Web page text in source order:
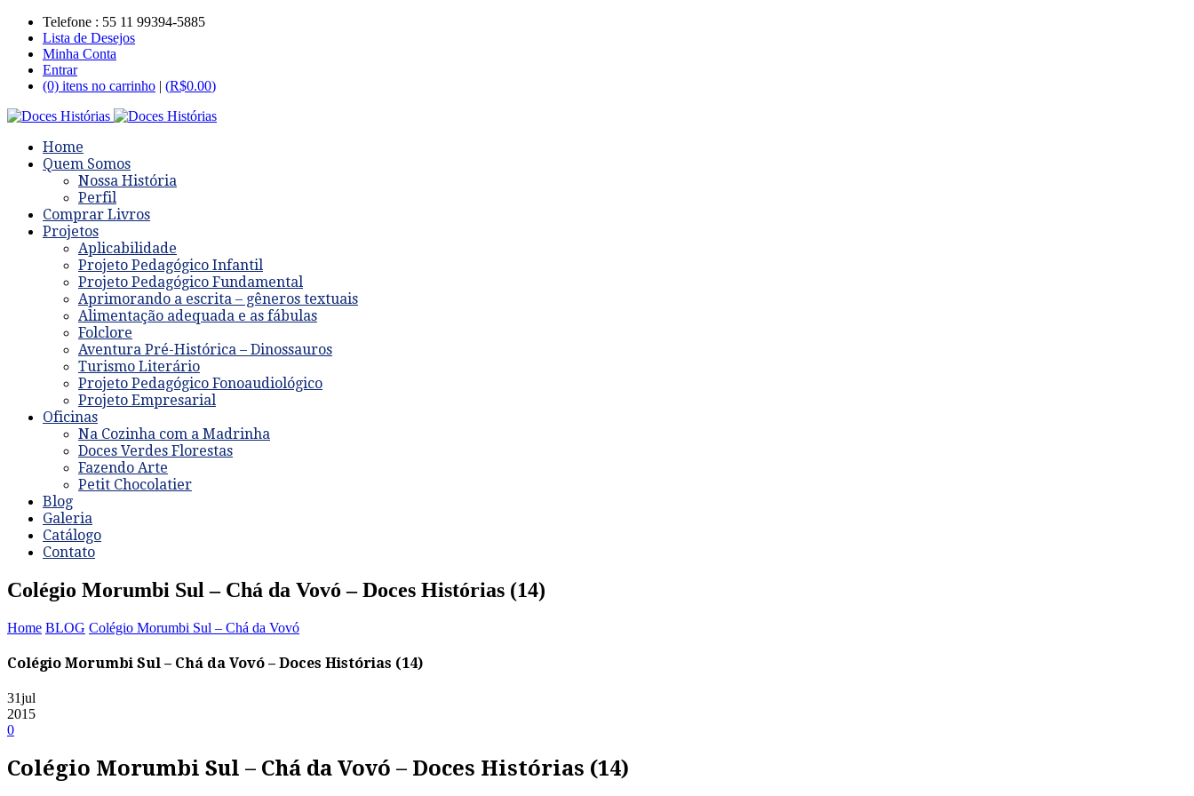
Telefone : 55 11 99394-5885
Lista de Desejos
Minha Conta
Entrar
(0) itens no carrinho | (R$0.00)
Home
Quem Somos
Nossa História
Perfil
Comprar Livros
Projetos
Aplicabilidade
Projeto Pedagógico Infantil
Projeto Pedagógico Fundamental
Aprimorando a escrita – gêneros textuais
Alimentação adequada e as fábulas
Folclore
Aventura Pré-Histórica – Dinossauros
Turismo Literário
Projeto Pedagógico Fonoaudiológico
Projeto Empresarial
Oficinas
Na Cozinha com a Madrinha
Doces Verdes Florestas
Fazendo Arte
Petit Chocolatier
Blog
Galeria
Catálogo
Contato
Colégio Morumbi Sul – Chá da Vovó – Doces Histórias (14)
Home BLOG Colégio Morumbi Sul – Chá da Vovó
Colégio Morumbi Sul – Chá da Vovó – Doces Histórias (14)
31jul
2015
0
Colégio Morumbi Sul – Chá da Vovó – Doces Histórias (14)